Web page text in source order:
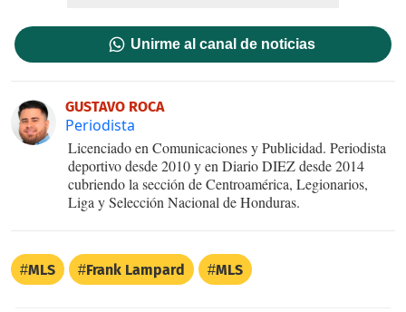
Unirme al canal de noticias
GUSTAVO ROCA
Periodista
Licenciado en Comunicaciones y Publicidad. Periodista
deportivo desde 2010 y en Diario DIEZ desde 2014
cubriendo la sección de Centroamérica, Legionarios,
Liga y Selección Nacional de Honduras.
MLS Frank Lampard MLS